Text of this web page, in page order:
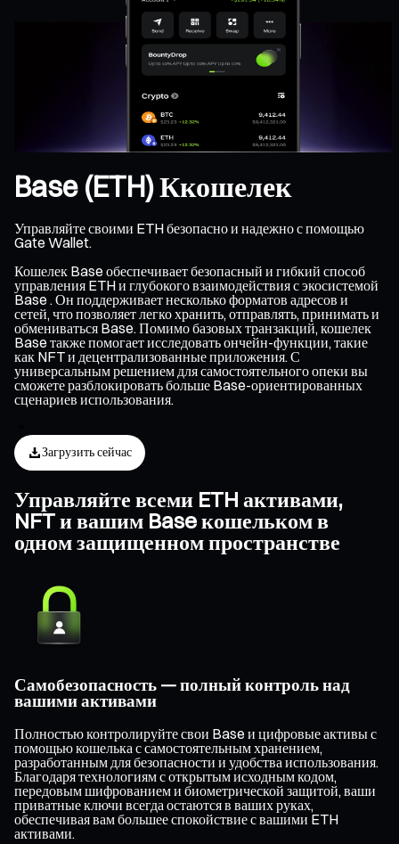
Base (ETH) Ккошелек
Управляйте своими ETH безопасно и надежно с помощью
Gate Wallet.
Кошелек Base обеспечивает безопасный и гибкий способ
управления ETH и глубокого взаимодействия с экосистемой
Base . Он поддерживает несколько форматов адресов и
сетей, что позволяет легко хранить, отправлять, принимать и
обмениваться Base. Помимо базовых транзакций, кошелек
Base также помогает исследовать ончейн-функции, такие
как NFT и децентрализованные приложения. С
универсальным решением для самостоятельного опеки вы
сможете разблокировать больше Base-ориентированных
сценариев использования.
Загрузить сейчас
Управляйте всеми ETH активами,
NFT и вашим Base кошельком в
одном защищенном пространстве
Самобезопасность — полный контроль над
вашими активами
Полностью контролируйте свои Base и цифровые активы с
помощью кошелька с самостоятельным хранением,
разработанным для безопасности и удобства использования.
Благодаря технологиям с открытым исходным кодом,
передовым шифрованием и биометрической защитой, ваши
приватные ключи всегда остаются в ваших руках,
обеспечивая вам большее спокойствие с вашими ETH
активами.